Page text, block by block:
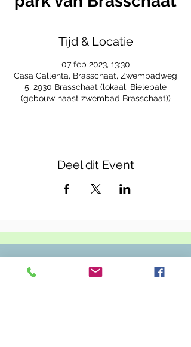
Tijd & Locatie
07 feb 2023, 13:30
Casa Callenta, Brasschaat, Zwembadweg
5, 2930 Brasschaat (lokaal: Bielebale
(gebouw naast zwembad Brasschaat))
Deel dit Event